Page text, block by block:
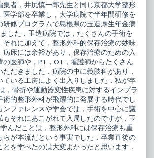
集者，井尻慎一郎先生と同じ京都大学整形
医学部を卒業し，大学病院で半年間研修を
研修プログラムで島根県の玉造厚生年金病
した．玉造病院では，たくさんの手術を
それに加えて，整形外科的保存治療の妙味
病床には余裕があり，保存治療のための入
の医師や，PT，OT，看護師からたくさん
ただきました．病院の中に義肢科があり，
ている工房によく出入りしました．私が卒
，骨折や運動器変性疾患に対するインプラ
術的整形外科が飛躍的に発展する時代でし
ンファレンスや学会では，手術を中心に議
もそれにあこがれて入局したのですが，玉
んだことは，整形外科には保存治療も重
らが本流だという事実でした．卒業直後の
とを学べたのは大変よかったと思います．